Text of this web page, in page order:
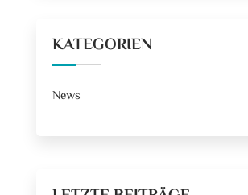
KATEGORIEN
News